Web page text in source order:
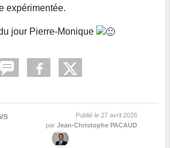
expérimentée.
jour Pierre-Monique
Publié le 27 avril 2026
par Jean-Christophe PACAUD